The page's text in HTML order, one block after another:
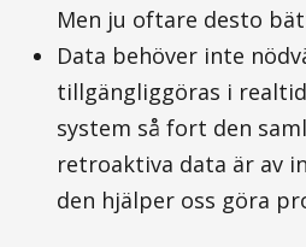
Men ju oftare desto
Data behöver inte
tillgängliggöras i
system så fort den
retroaktiva data är av
den hjälper oss göra